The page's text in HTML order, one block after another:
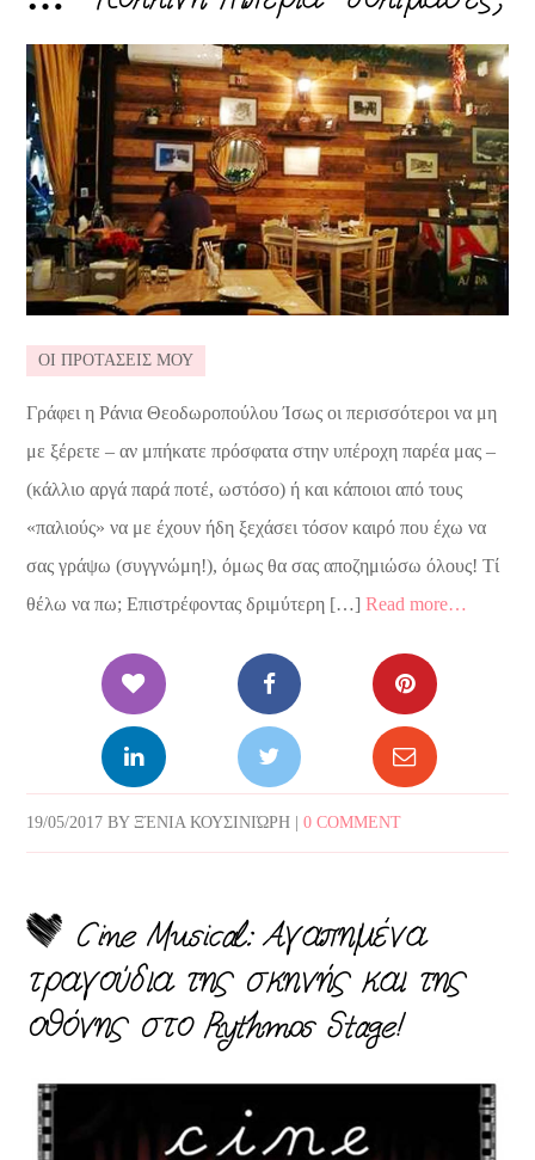
ΟΙ ΠΡΟΤΑΣΕΙΣ ΜΟΥ
Γράφει η Ράνια Θεοδωροπούλου Ίσως οι περισσότεροι να μη
με ξέρετε – αν μπήκατε πρόσφατα στην υπέροχη παρέα μας –
(κάλλιο αργά παρά ποτέ, ωστόσο) ή και κάποιοι από τους
«παλιούς» να με έχουν ήδη ξεχάσει τόσον καιρό που έχω να
σας γράψω (συγγνώμη!), όμως θα σας αποζημιώσω όλους! Τί
θέλω να πω; Επιστρέφοντας δριμύτερη […]Read more…
19/05/2017 BYΞΈΝΙΑ ΚΟΥΣΙΝΙΏΡΗ |0 COMMENT
Cine Musical: Αγαπημένα
τραγούδια της σκηνής και της
οθόνης στο Rythmos Stage!